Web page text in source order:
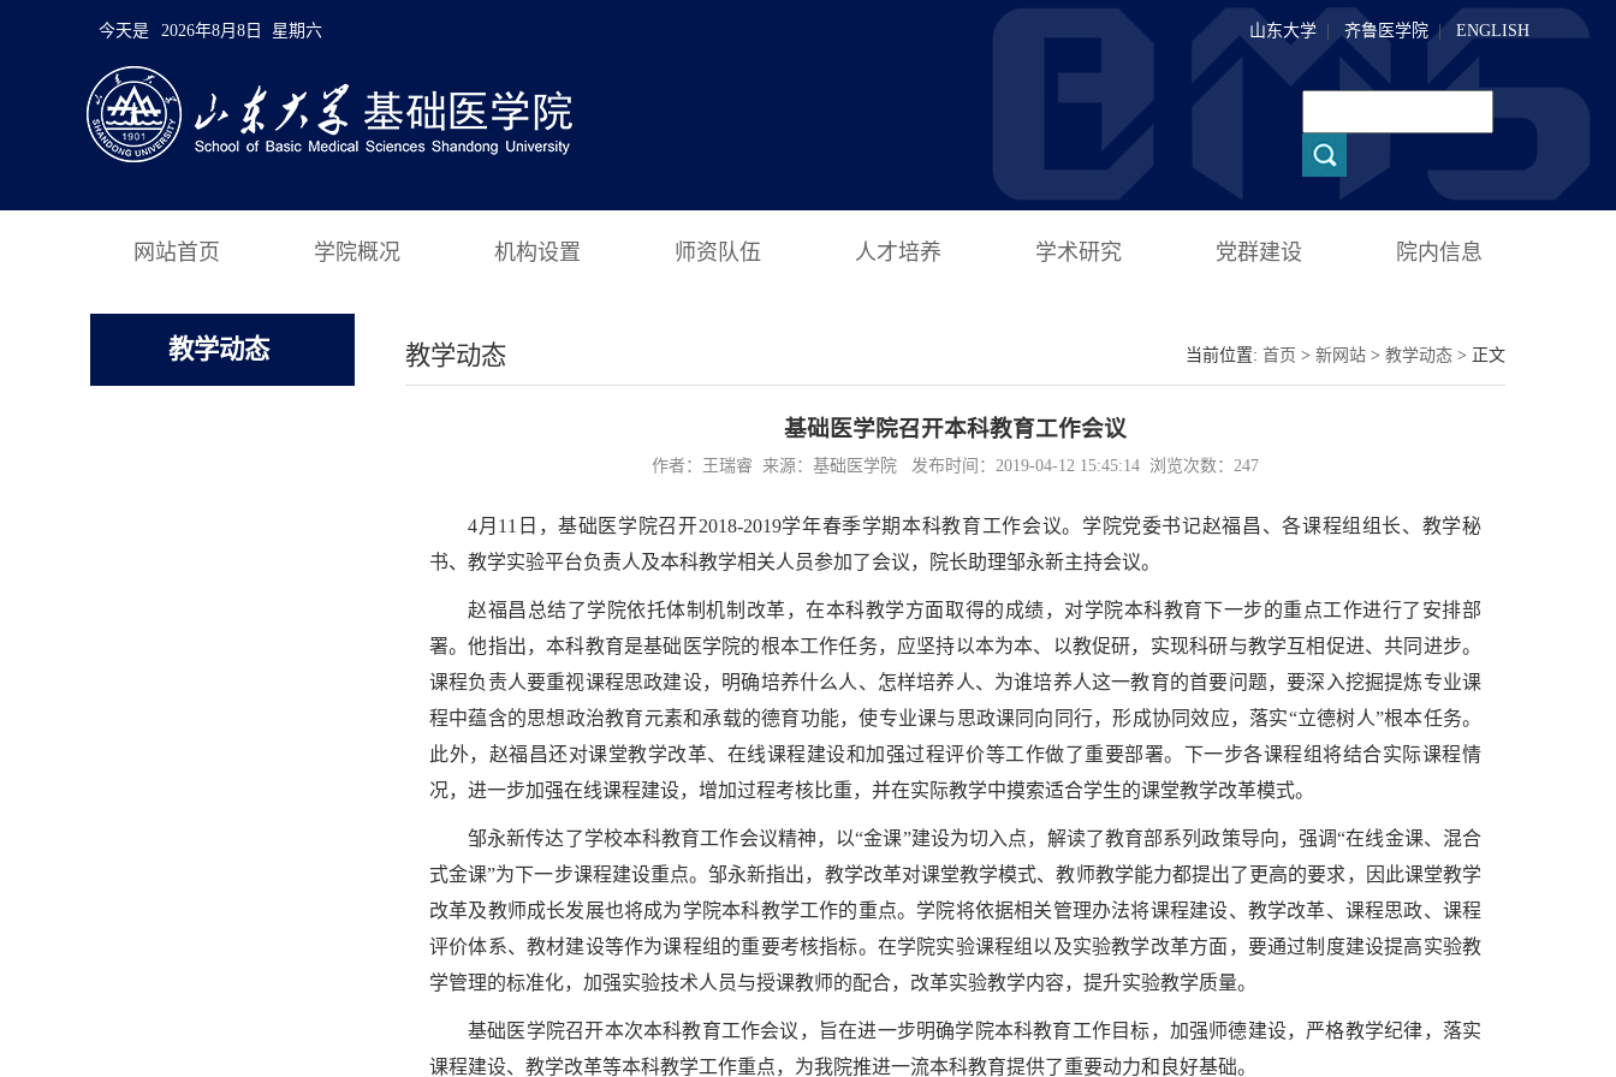
今天是 2026年8月8日 星期六 山东大学 齐鲁医学院 | ENGLISH
网站首页 学院概况 机构设置 师资队伍 人才培养 学术研究 党群建设 院内信息
教学动态 教学动态 当前位置: 首页 > 新网站 > 教学动态 > 正文
基础医学院召开本科教育工作会议
作者：王瑞睿 来源：基础医学院 发布时间：2019-04-12 15:45:14 浏览次数： 247
4月11日，基础医学院召开2018-2019学年春季学期本科教育工作会议。学院党委书记赵福昌、各课程组组长、教学秘
书、教学实验平台负责人及本科教学相关人员参加了会议，院长助理邹永新主持会议。
赵福昌总结了学院依托体制机制改革，在本科教学方面取得的成绩，对学院本科教育下一步的重点工作进行了安排部
署。他指出，本科教育是基础医学院的根本工作任务，应坚持以本为本、以教促研，实现科研与教学互相促进、共同进步。
课程负责人要重视课程思政建设，明确培养什么人、怎样培养人、为谁培养人这一教育的首要问题，要深入挖掘提炼专业课
程中蕴含的思想政治教育元素和承载的德育功能，使专业课与思政课同向同行，形成协同效应，落实“立德树人”根本任务。
此外，赵福昌还对课堂教学改革、在线课程建设和加强过程评价等工作做了重要部署。下一步各课程组将结合实际课程情
况，进一步加强在线课程建设，增加过程考核比重，并在实际教学中摸索适合学生的课堂教学改革模式。
邹永新传达了学校本科教育工作会议精神，以“金课”建设为切入点，解读了教育部系列政策导向，强调“在线金课、混合
式金课”为下一步课程建设重点。邹永新指出，教学改革对课堂教学模式、教师教学能力都提出了更高的要求，因此课堂教学
改革及教师成长发展也将成为学院本科教学工作的重点。学院将依据相关管理办法将课程建设、教学改革、课程思政、课程
评价体系、教材建设等作为课程组的重要考核指标。在学院实验课程组以及实验教学改革方面，要通过制度建设提高实验教
学管理的标准化，加强实验技术人员与授课教师的配合，改革实验教学内容，提升实验教学质量。
基础医学院召开本次本科教育工作会议，旨在进一步明确学院本科教育工作目标，加强师德建设，严格教学纪律，落实
课程建设、教学改革等本科教学工作重点，为我院推进一流本科教育提供了重要动力和良好基础。